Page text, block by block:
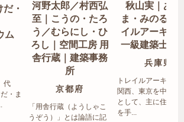
・
ム
代
・ま
河野太郎／村西弘
至｜こうの・たろ
う／むらにし・ひ
ろし｜空間工房 用
舎行蔵｜建築事務
所
京都府
「用舎行蔵（ようしゃこ
うぞう）」とは論語に記
秋山実｜あき
ま・みのる｜
イルアーキテ
一級建築士事
兵庫県
トレイルアーキテク
関西、東京を中心エ
として、主に住宅の
を手...